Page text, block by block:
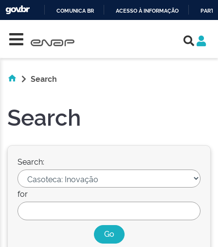
COMUNICA BR ACESSO À INFORMAÇÃO
Search
Search
Search:
for